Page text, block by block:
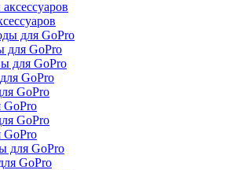
GoPro
GoPro
GoPro
GoPro
GoPro